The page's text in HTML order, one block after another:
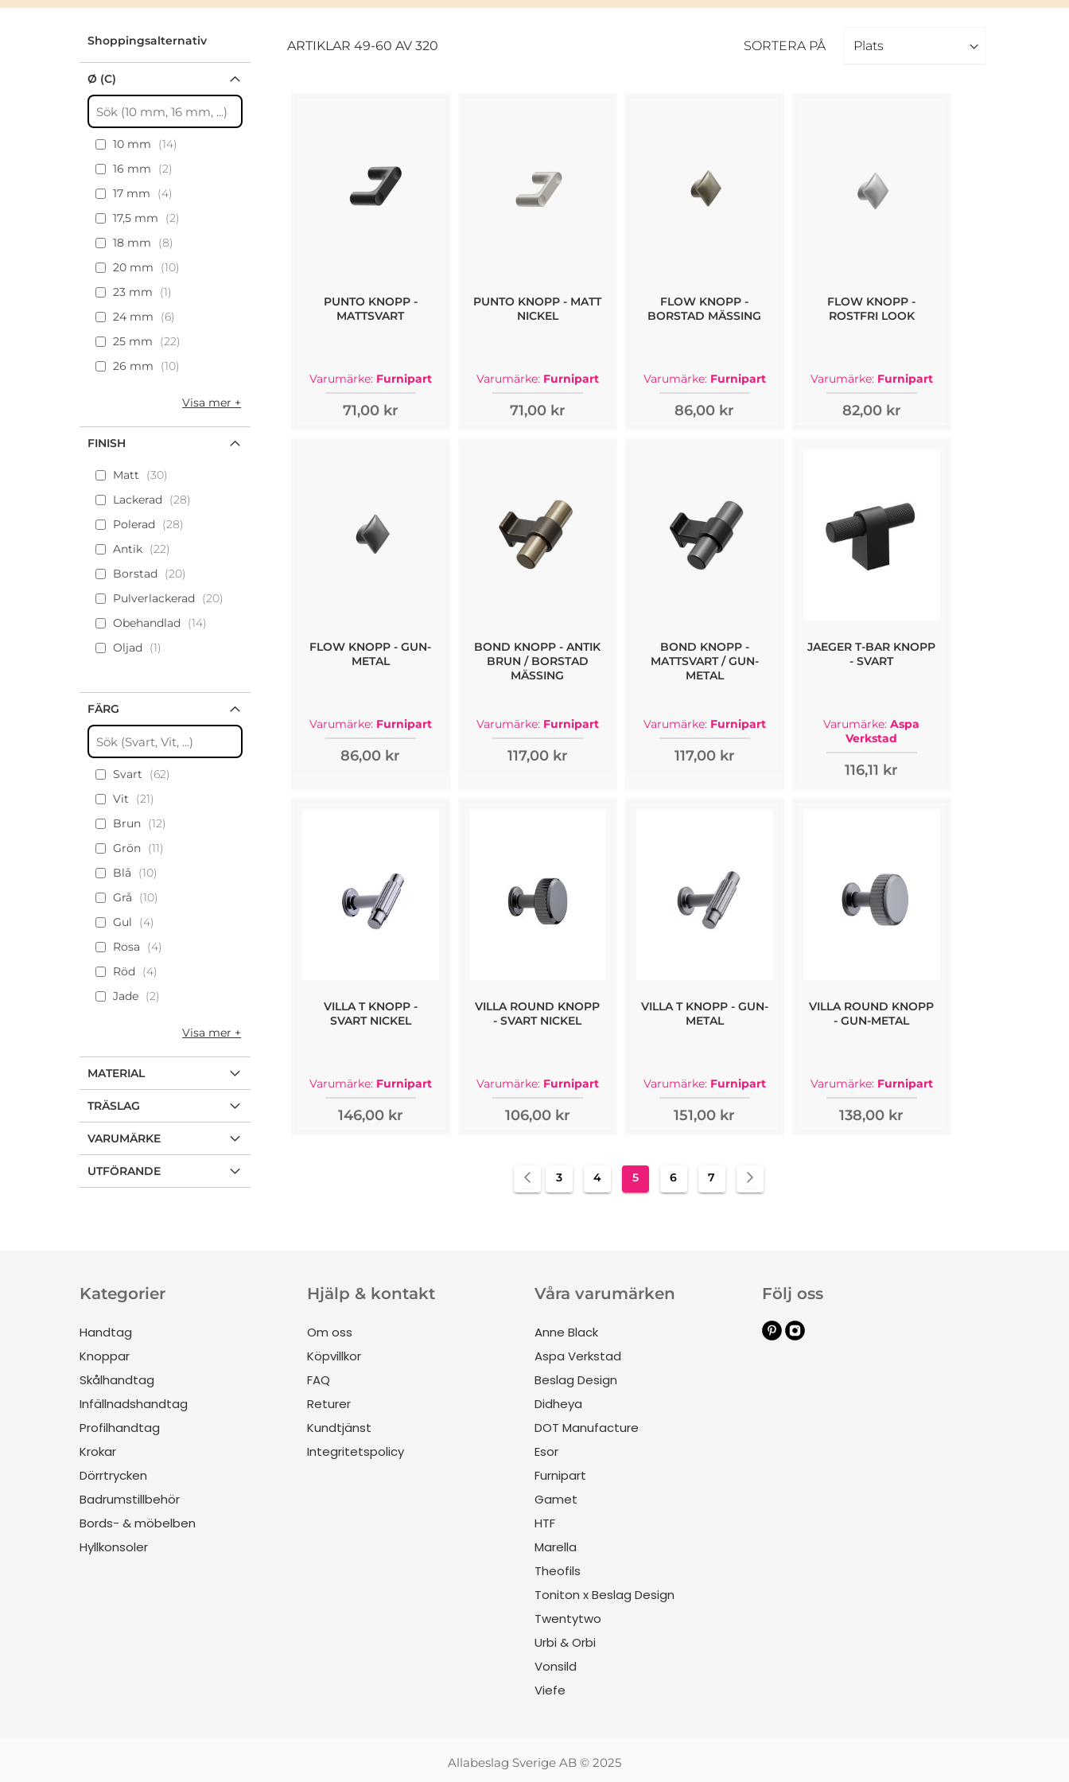
ARTIKLAR 49-60 AV 320 SORTERA PÅ
PUNTO KNOPP -
MATTSVART
Varumärke: Furnipart
71,00 kr
PUNTO KNOPP - MATT
NICKEL
Varumärke: Furnipart
71,00 kr
FLOW KNOPP -
BORSTAD MÄSSING
Varumärke: Furnipart
86,00 kr
FLOW KNOPP -
ROSTFRI LOOK
Varumärke: Furnipart
82,00 kr
FLOW KNOPP - GUN-
METAL
Varumärke: Furnipart
86,00 kr
BOND KNOPP - ANTIK
BRUN / BORSTAD
MÄSSING
Varumärke: Furnipart
117,00 kr
BOND KNOPP -
MATTSVART / GUN-
METAL
Varumärke: Furnipart
117,00 kr
JAEGER T-BAR KNOPP
- SVART
Varumärke: Aspa
Verkstad
116,11 kr
VILLA T KNOPP -
SVART NICKEL
Varumärke: Furnipart
146,00 kr
VILLA ROUND KNOPP
- SVART NICKEL
Varumärke: Furnipart
106,00 kr
VILLA T KNOPP - GUN-
METAL
Varumärke: Furnipart
151,00 kr
VILLA ROUND KNOPP
- GUN-METAL
Varumärke: Furnipart
138,00 kr
Sida Sida
Föregående
Sida
3 Sida
4 You're currently reading page
5 Sida
6 Sida
7
Shoppingsalternativ
Ø (C)
10 mm
14
16 mm
2
17 mm
4
17,5 mm
2
18 mm
8
20 mm
10
23 mm
1
24 mm
6
25 mm
22
26 mm
10
Visa mer
FINISH
Matt
30
Lackerad
28
Polerad
28
Antik
22
Borstad
20
Pulverlackerad
20
Obehandlad
14
Oljad
1
FÄRG
Svart
62
Vit
21
Brun
12
Grön
11
Blå
10
Grå
10
Gul
4
Rosa
4
Röd
4
Jade
2
Visa mer
MATERIAL
TRÄSLAG
VARUMÄRKE
UTFÖRANDE
Kategorier
Handtag
Knoppar
Skålhandtag
Infällnadshandtag
Profilhandtag
Krokar
Dörrtrycken
Badrumstillbehör
Bords- & möbelben
Hyllkonsoler
Hjälp & kontakt
Om oss
Köpvillkor
FAQ
Returer
Kundtjänst
Integritetspolicy
Våra varumärken
Anne Black
Aspa Verkstad
Beslag Design
Didheya
DOT Manufacture
Esor
Furnipart
Gamet
HTF
Marella
Theofils
Toniton x Beslag Design
Twentytwo
Urbi & Orbi
Vonsild
Viefe
Följ oss
Allabeslag Sverige AB © 2025